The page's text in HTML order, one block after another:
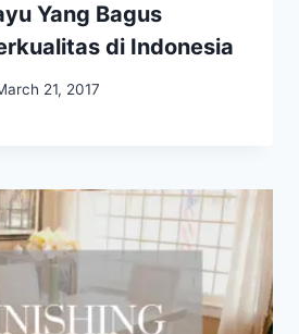
Yang Bagus
di Indonesia
21, 2017